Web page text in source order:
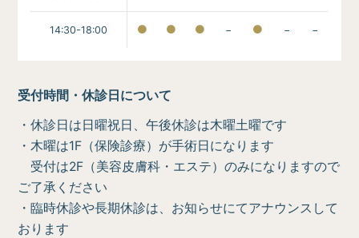
14:30-18:00 − − −
受付時間・休診日について
・休診日は日曜祝日、午後休診は木曜土曜です
・木曜は1F（保険診療）が手術日になります
受付は2F（美容皮膚科・エステ）のみになりますので
ご了承ください
・臨時休診や長期休診は、お知らせにてアナウンスして
おります